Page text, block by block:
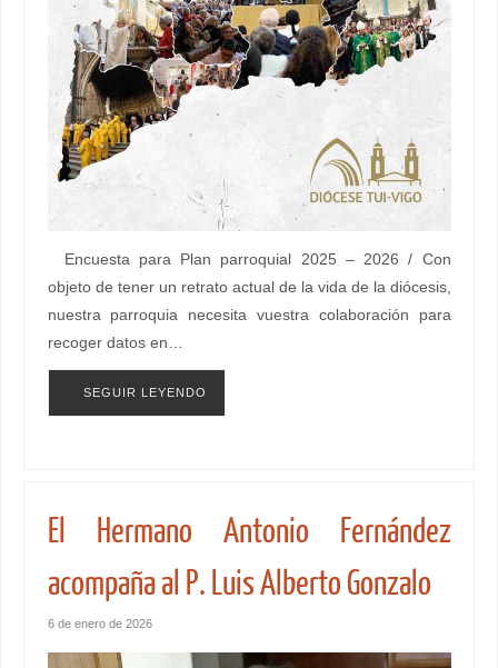
Encuesta para Plan parroquial 2025 – 2026 / Con
objeto de tener un retrato actual de la vida de la diócesis,
nuestra parroquia necesita vuestra colaboración para
recoger datos en…
SEGUIR LEYENDO
El Hermano Antonio Fernández
acompaña al P. Luis Alberto Gonzalo
6 de enero de 2026